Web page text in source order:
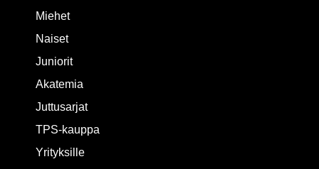
Miehet
Naiset
Juniorit
Akatemia
Juttusarjat
TPS-kauppa
Yrityksille